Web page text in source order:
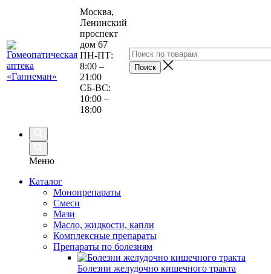
Москва,
Ленинский
проспект
дом 67
ПН-ПТ:
8:00 –
21:00
СБ-ВС:
10:00 –
18:00
Меню
Каталог
Монопрепараты
Смеси
Мази
Масло, жидкости, капли
Комплексные препараты
Препараты по болезням
Болезни желудочно кишечного тракта